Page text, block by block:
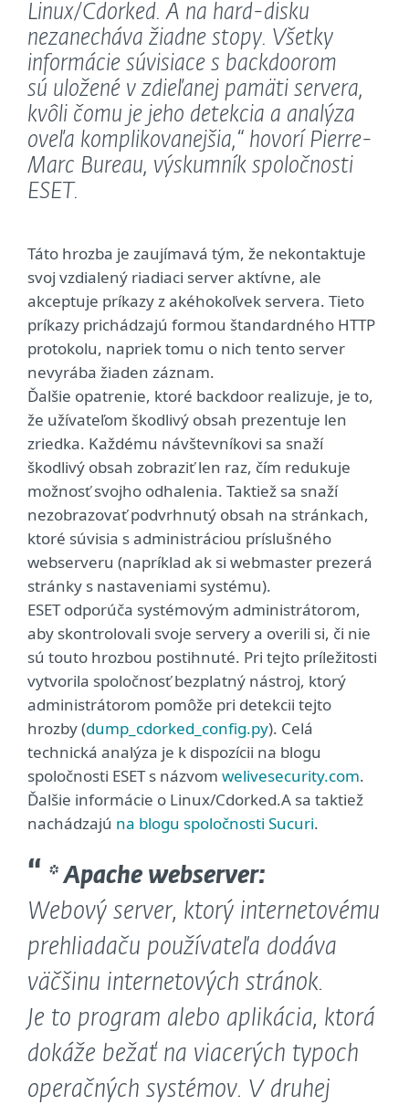
Linux/Cdorked. A na hard-disku
nezanecháva žiadne stopy. Všetky
informácie súvisiace s backdoorom
sú uložené v zdieľanej pamäti servera,
kvôli čomu je jeho detekcia a analýza
oveľa komplikovanejšia,“ hovorí Pierre-
Marc Bureau, výskumník spoločnosti
ESET.
Táto hrozba je zaujímavá tým, že nekontaktuje
svoj vzdialený riadiaci server aktívne, ale
akceptuje príkazy z akéhokoľvek servera. Tieto
príkazy prichádzajú formou štandardného HTTP
protokolu, napriek tomu o nich tento server
nevyrába žiaden záznam.
Ďalšie opatrenie, ktoré backdoor realizuje, je to,
že užívateľom škodlivý obsah prezentuje len
zriedka. Každému návštevníkovi sa snaží
škodlivý obsah zobraziť len raz, čím redukuje
možnosť svojho odhalenia. Taktiež sa snaží
nezobrazovať podvrhnutý obsah na stránkach,
ktoré súvisia s administráciou príslušného
webserveru (napríklad ak si webmaster prezerá
stránky s nastaveniami systému).
ESET odporúča systémovým administrátorom,
aby skontrolovali svoje servery a overili si, či nie
sú touto hrozbou postihnuté. Pri tejto príležitosti
vytvorila spoločnosť bezplatný nástroj, ktorý
administrátorom pomôže pri detekcii tejto
hrozby (dump_cdorked_config.py). Celá
technická analýza je k dispozícii na blogu
spoločnosti ESET s názvom welivesecurity.com.
Ďalšie informácie o Linux/Cdorked.A sa taktiež
nachádzajú na blogu spoločnosti Sucuri.
* Apache webserver:
Webový server, ktorý internetovému
prehliadaču používateľa dodáva
väčšinu internetových stránok.
Je to program alebo aplikácia, ktorá
dokáže bežať na viacerých typoch
operačných systémov. V druhej